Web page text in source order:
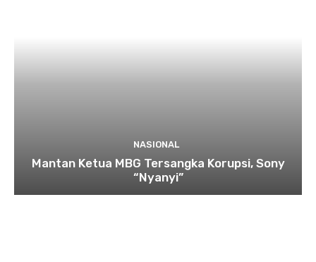
NASIONAL
Mantan Ketua MBG Tersangka Korupsi, Sony
“Nyanyi”